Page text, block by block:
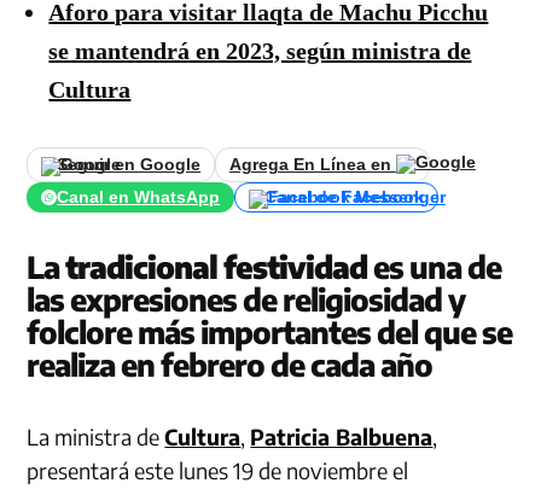
Aforo para visitar llaqta de Machu Picchu
se mantendrá en 2023, según ministra de
Cultura
Seguir en Google
Agrega En Línea en
Canal en WhatsApp
Canal de Facebook
Latradicional festividades una de
las expresiones de religiosidad y
folclore más importantes del que se
realiza en febrero de cada año
La ministra deCultura, Patricia Balbuena,
presentará este lunes 19 de noviembre el